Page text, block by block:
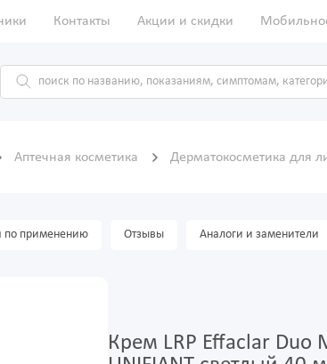
Контакты Акции и скидки
Аптечная косметика Дерматокосметика для
по применению Отзывы Аналоги и заменители
Крем LRP Effaclar Duo